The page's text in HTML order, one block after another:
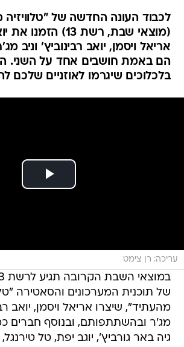
לכבוד העונה החדשה של
(מוצאי שבת, רשת 13)
אריאל ויסמן, יואב רבינוביץ' וניב
הם באמת חושבים אחד על השני.
בלכלוכים שיגרמו לאוזניים שלכם
עריכה: רן צימט
של תוכנית המערכונים והסאטירה
מהעתיד", שיצרו אריאל ויסמן, יואב
מג'ר ובהשתתפותם, ובנוסף חברים
גיה באר גורביץ', יוגב יפת, טל